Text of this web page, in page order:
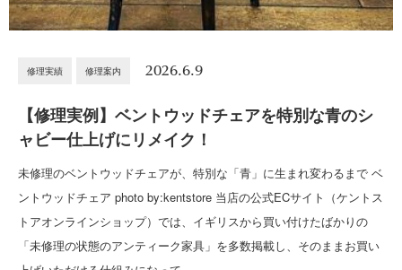
修理実績 修理案内 2026.6.9
【修理実例】ベントウッドチェアを特別な青のシ
ャビー仕上げにリメイク！
未修理のベントウッドチェアが、特別な「青」に生まれ変わるまで ベ
ントウッドチェア photo by:kentstore 当店の公式ECサイト（ケントス
トアオンラインショップ）では、イギリスから買い付けたばかりの
「未修理の状態のアンティーク家具」を多数掲載し、そのままお買い